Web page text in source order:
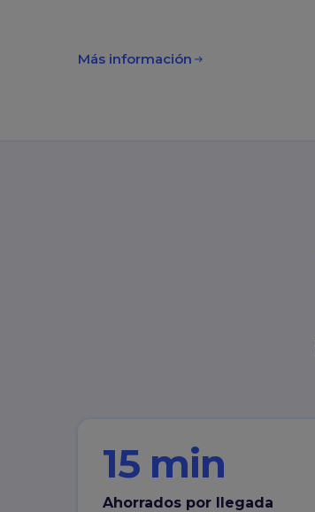
Más información
15 min
Ahorrados por llegada